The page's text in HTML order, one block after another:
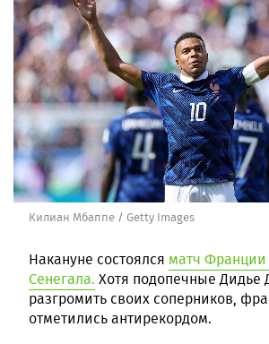
Килиан Мбаппе / Getty Images
Накануне состоялся матч Франции
Сенегала. Хотя подопечные Дидье
разгромить своих соперников,
отметились антирекордом.